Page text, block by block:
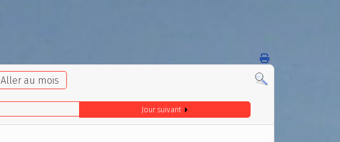
Aller au mois
Jour suivant